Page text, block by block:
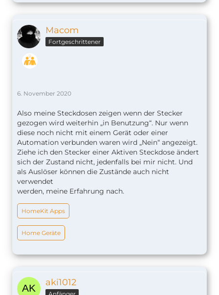
Macom
Fortgeschrittener
6. November 2020
Also meine Steckdosen zeigen wenn der Stecker
gezogen wird weiterhin „in Benutzung“. Nur wenn
diese noch nicht mit einem Gerät oder einer
Automation verbunden waren wird „Nein“ angezeigt.
Ziehe ich den Stecker einer Aktiven Steckdose ändert
sich der Zustand nicht, jedenfalls bei mir nicht. Und
als Auslöser können die Zustände auch nicht
verwendet
werden, meine Erfahrung nach.
HomeKit Apps
Home Geräte
aki1012